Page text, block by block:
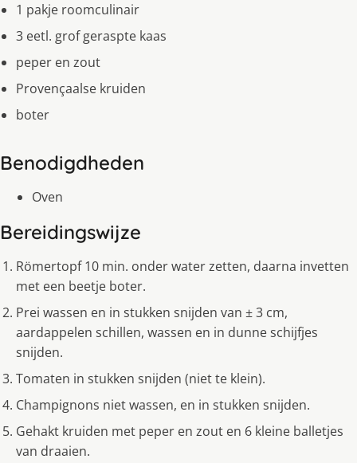
1 pakje roomculinair
3 eetl. grof geraspte kaas
peper en zout
Provençaalse kruiden
boter
Benodigdheden
Oven
Bereidingswijze
Römertopf 10 min. onder water zetten, daarna invetten
met een beetje boter.
Prei wassen en in stukken snijden van ± 3 cm,
aardappelen schillen, wassen en in dunne schijfjes
snijden.
Tomaten in stukken snijden (niet te klein).
Champignons niet wassen, en in stukken snijden.
Gehakt kruiden met peper en zout en 6 kleine balletjes
van draaien.